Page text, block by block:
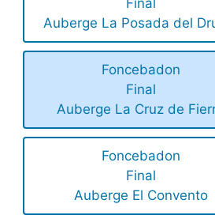
Final
Auberge La Posada del
Foncebadon
Final
Auberge La Cruz de
Foncebadon
Final
Auberge El Convento